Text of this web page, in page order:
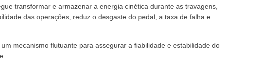
transformar e armazenar a energia cinética durante as travagens,
das operações, reduz o desgaste do pedal, a taxa de falha e
mecanismo flutuante para assegurar a fiabilidade e estabilidade do